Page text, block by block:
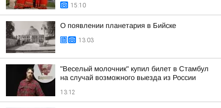
15:10
О появлении планетария в Бийске
13:03
"Веселый молочник" купил билет в Стамбул
на случай возможного выезда из России
13:12